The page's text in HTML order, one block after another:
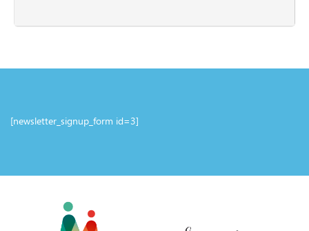
[newsletter_signup_form id=3]